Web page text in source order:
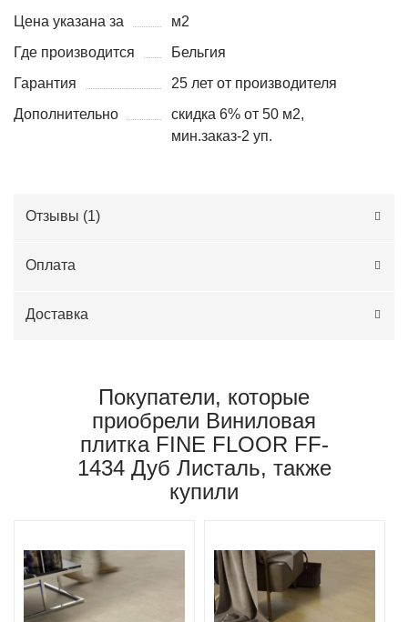
Цена указана за
м2
Где производится
Бельгия
Гарантия
25 лет от производителя
Дополнительно
скидка 6% от 50 м2,
мин.заказ-2 уп.
Отзывы (1)
Оплата
Доставка
Покупатели, которые
приобрели Виниловая
плитка FINE FLOOR FF-
1434 Дуб Листаль, также
купили